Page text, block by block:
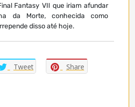
Fantasy VII que iriam afundar
da Morte, conhecida como
disso até hoje.
Tweet Share